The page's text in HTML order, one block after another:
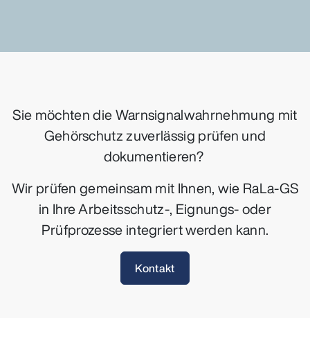
Sie möchten die Warnsignalwahrnehmung mit
Gehörschutz zuverlässig prüfen und
dokumentieren?
Wir prüfen gemeinsam mit Ihnen, wie RaLa-GS
in Ihre Arbeitsschutz-, Eignungs- oder
Prüfprozesse integriert werden kann.
Kontakt